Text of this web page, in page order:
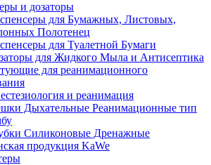
и дозаторы
для Бумажных, Листовых,
Полотенец
для Туалетной Бумаги
для Жидкого Мыла и Антисептика
для реанимационного
и реанимация
Дыхательные Реанимационные тип
Силиконовые Дренажные
продукция KaWe